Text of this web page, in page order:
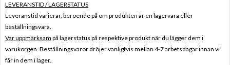
LEVERANSTID / LAGERSTATUS
Leveranstid varierar, beroende på om produkten är en lagervara eller
beställningsvara.
Var uppmärksam på lagerstatus på respektive produkt när du lägger dem i
varukorgen. Beställningsvaror dröjer vanligtvis mellan 4-7 arbetsdagar innan vi
får in dem i lager.